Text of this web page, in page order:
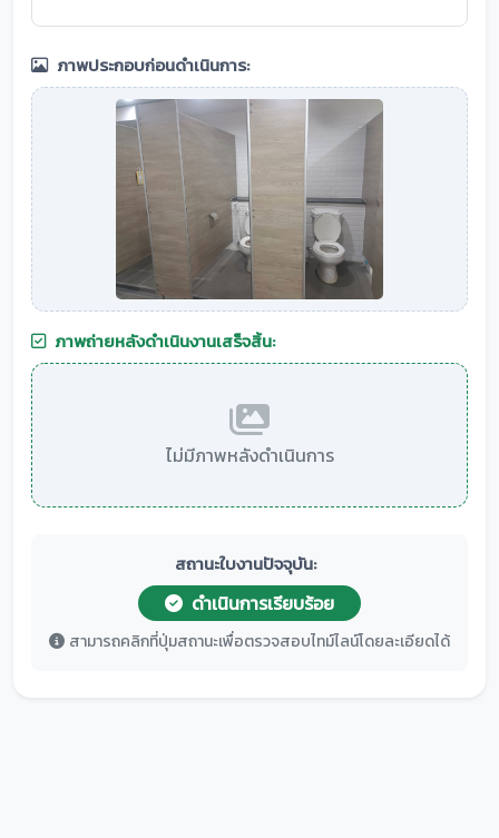
ภาพประกอบก่อนดำเนินการ:
ภาพถ่ายหลังดำเนินงานเสร็จสิ้น:
ไม่มีภาพหลังดำเนินการ
สถานะใบงานปัจจุบัน:
ดำเนินการเรียบร้อย
สามารถคลิกที่ปุ่มสถานะเพื่อตรวจสอบไทม์ไลน์โดยละเอียดได้